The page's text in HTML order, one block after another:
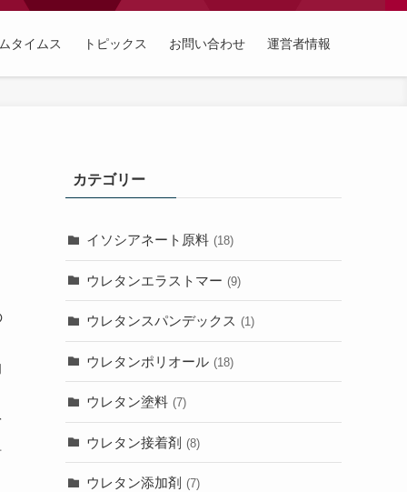
タイムス トピックス お問い合わせ 運営者情報
カテゴリー
イソシアネート原料 (18)
ウレタンエラストマー (9)
ウレタンスパンデックス (1)
ウレタンポリオール (18)
ウレタン塗料 (7)
ウレタン接着剤 (8)
ウレタン添加剤 (7)